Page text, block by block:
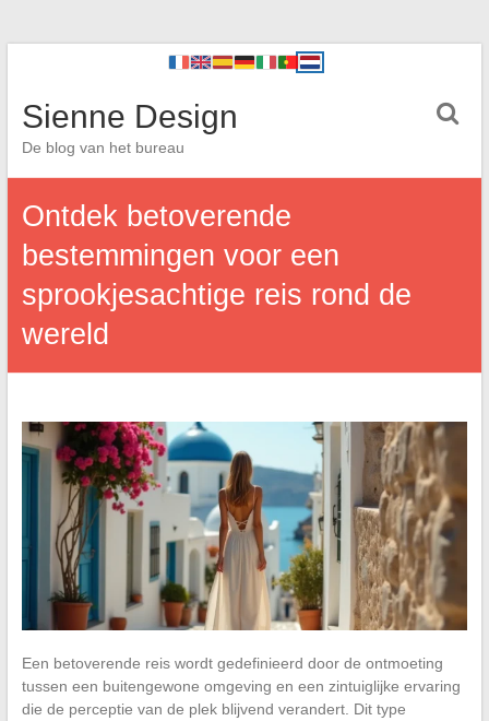
Sienne Design
De blog van het bureau
Ontdek betoverende
bestemmingen voor een
sprookjesachtige reis rond de
wereld
Een betoverende reis wordt gedefinieerd door de ontmoeting
tussen een buitengewone omgeving en een zintuiglijke ervaring
die de perceptie van de plek blijvend verandert. Dit type